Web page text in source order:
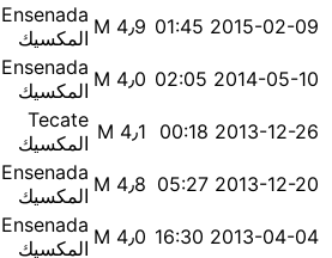
2015-02-09 01:45 M 4٫9 Ensenada
المكسيك
2014-05-10 02:05 M 4٫0 Ensenada
المكسيك
2013-12-26 00:18 M 4٫1 Tecate
المكسيك
2013-12-20 05:27 M 4٫8 Ensenada
المكسيك
2013-04-04 16:30 M 4٫0 Ensenada
المكسيك